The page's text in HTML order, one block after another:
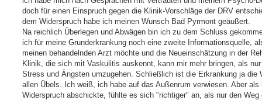
doch für einen Einspruch gegen die Klinik-Vorschläge der DRV
dem Widerspruch habe ich meinen Wunsch Bad Pyrmont geäußert.
Na reichlich Überlegen und Abwägen bin ich zu dem Schluss
ich für meine Grunderkrankung noch eine zweite Informationsquelle,
meinen behandelnden Arzt möchte und die Neueinschätzung in der
Klinik, die sich mit Vaskulitis auskennt, kann mir mehr bringen, als
Stress und Ängsten umzugehen. Schließlich ist die Erkrankung ja die
allen Übels. Ich weiß, ich habe auf das Außenrum verwiesen. Aber als
Widerspruch abschickte, fühlte es sich "richtiger" an, als nur den Weg